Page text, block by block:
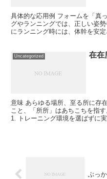
具体的な応用例 フォームを「真
グやランニングでは、正しい姿
にランニング時には、体幹を安
Uncategorized 在在
意味 あらゆる場所、至る所に存
こと、「所所」はあちこちを指
1. トレーニング環境を選ばずに
ぶっ